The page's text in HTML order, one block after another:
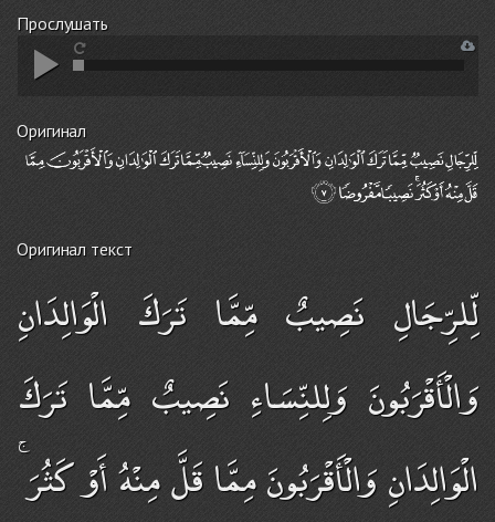
Прослушать
Оригинал
Оригинал текст
لِّلرِّجَالِ نَصِيبٌ مِّمَّا تَرَكَ الْوَالِدَانِ
وَالْأَقْرَبُونَ وَلِلنِّسَاءِ نَصِيبٌ مِّمَّا تَرَكَ
الْوَالِدَانِ وَالْأَقْرَبُونَ مِمَّا قَلَّ مِنْهُ أَوْ كَثُرَ ۚ